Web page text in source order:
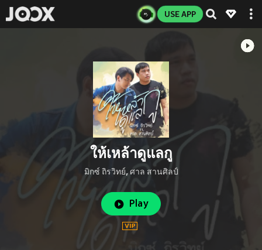
USE APP
ให้เหล้าดูแลกู
มิกซ์ ถิรวิทย์, ศาล สานศิลป์
Play